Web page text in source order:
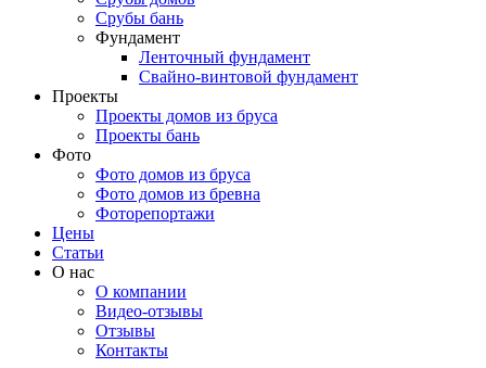
Срубы бань
Фундамент
Ленточный фундамент
Свайно-винтовой фундамент
Проекты
Проекты домов из бруса
Проекты бань
Фото
Фото домов из бруса
Фото домов из бревна
Фоторепортажи
Цены
Статьи
О нас
О компании
Видео-отзывы
Отзывы
Контакты